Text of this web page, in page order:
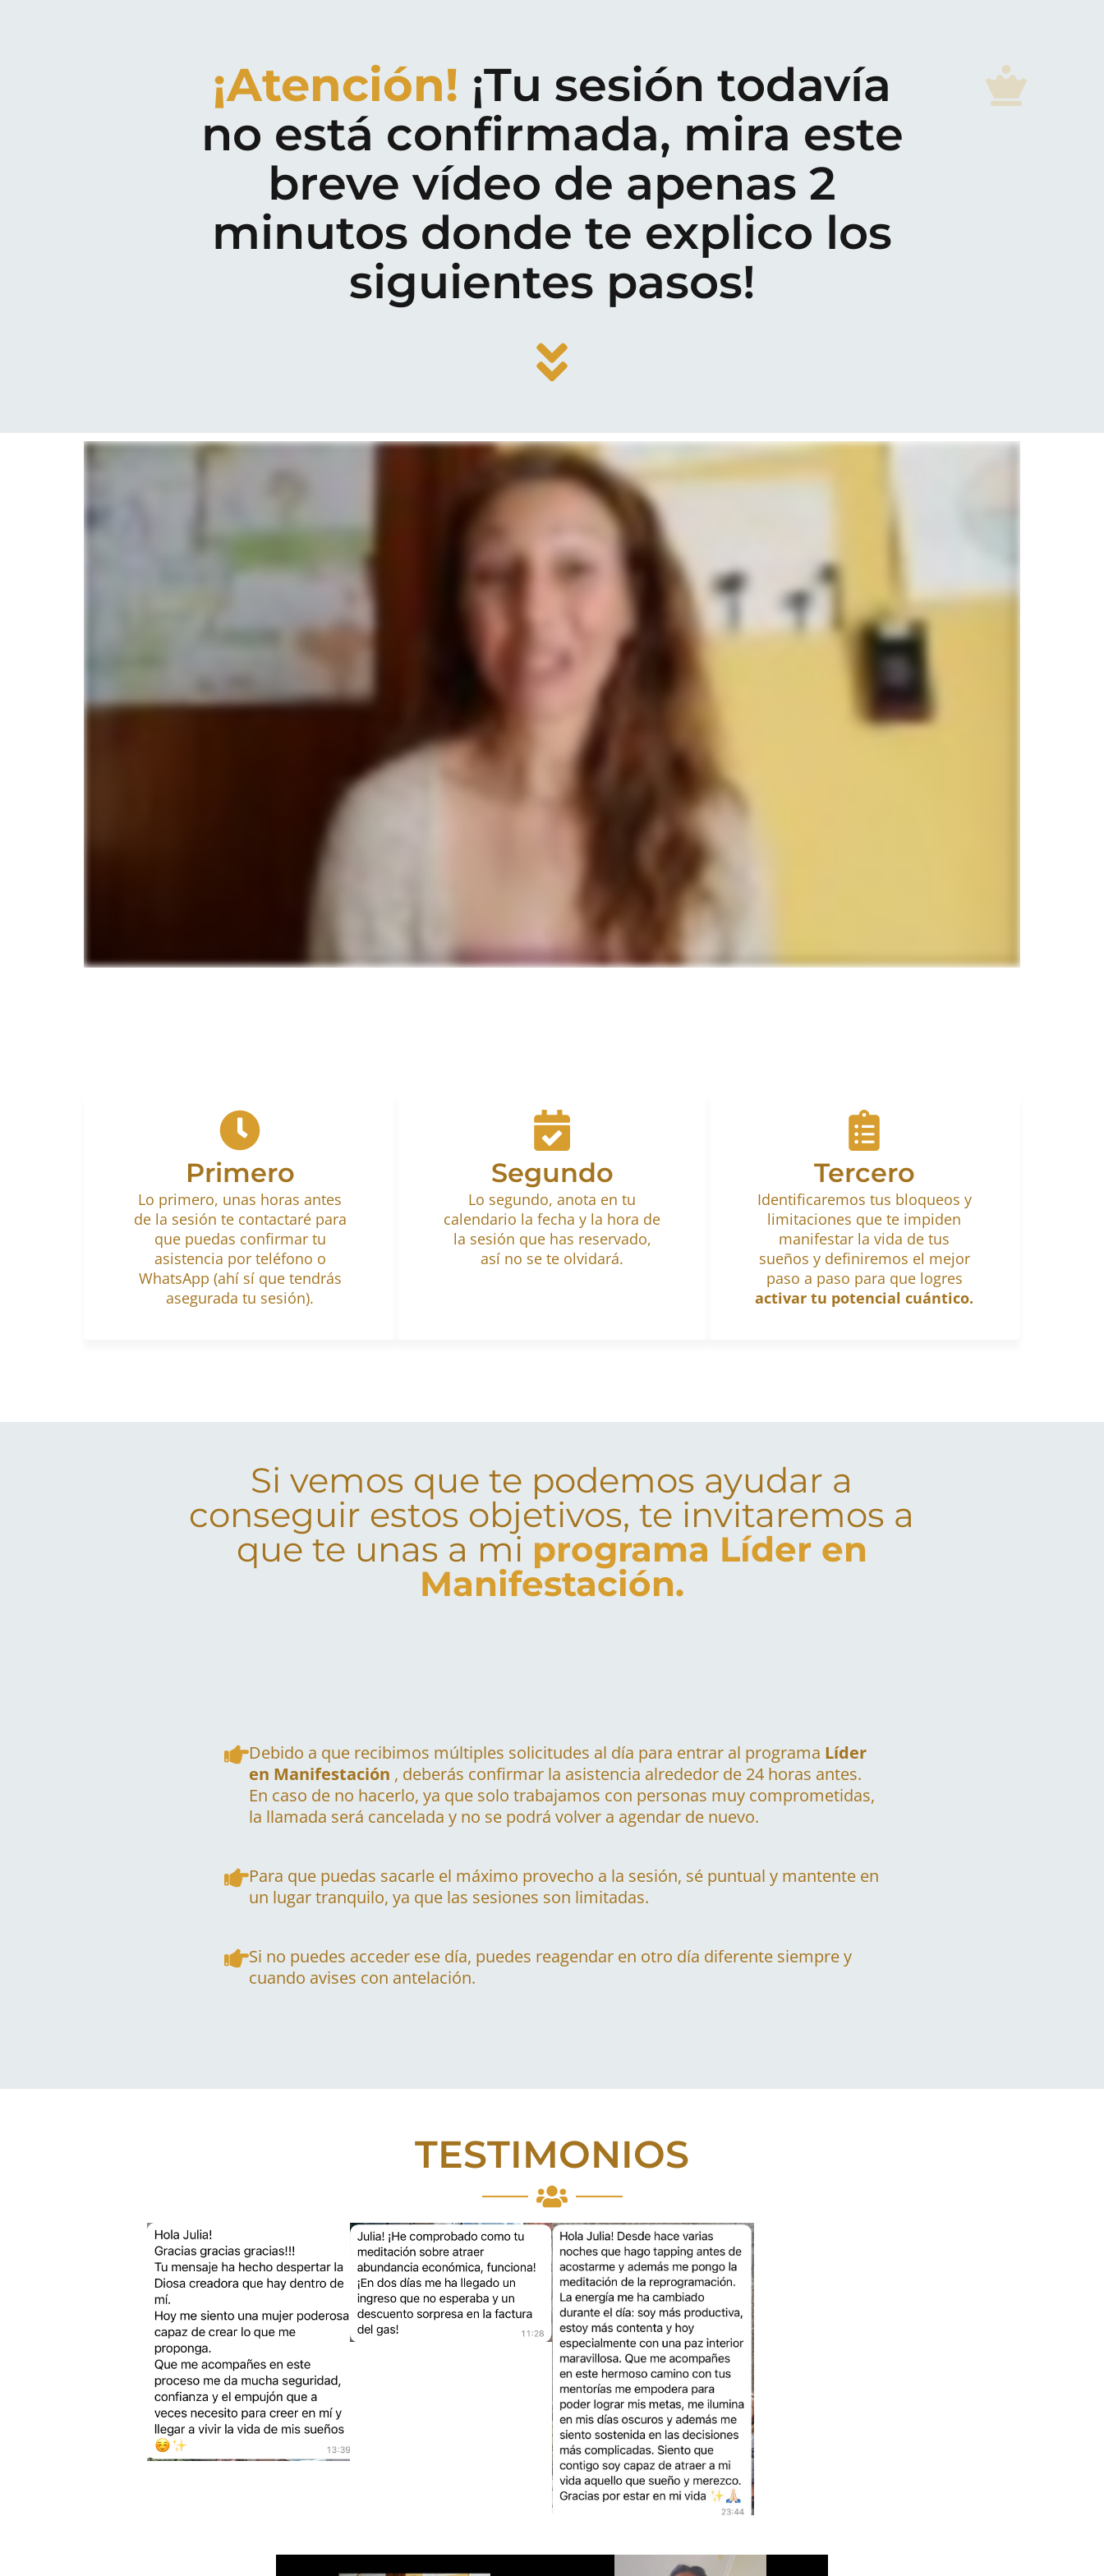
¡Atención! ¡Tu sesión todavía
no está confirmada, mira este
breve vídeo de apenas 2
minutos donde te explico los
siguientes pasos!
Primero
Lo primero, unas horas antes
de la sesión te contactaré para
que puedas confirmar tu
asistencia por teléfono o
WhatsApp (ahí sí que tendrás
asegurada tu sesión).
Segundo
Lo segundo, anota en tu
calendario la fecha y la hora de
la sesión que has reservado,
así no se te olvidará.
Tercero
Identificaremos tus bloqueos y
limitaciones que te impiden
manifestar la vida de tus
sueños y definiremos el mejor
paso a paso para que logres
activar tu potencial cuántico.
Si vemos que te podemos ayudar a
conseguir estos objetivos, te invitaremos a
que te unas a mi programa Líder en
Manifestación.
Debido a que recibimos múltiples solicitudes al día para entrar al programa Líder
en Manifestación , deberás confirmar la asistencia alrededor de 24 horas antes.
En caso de no hacerlo, ya que solo trabajamos con personas muy comprometidas,
la llamada será cancelada y no se podrá volver a agendar de nuevo.
Para que puedas sacarle el máximo provecho a la sesión, sé puntual y mantente en
un lugar tranquilo, ya que las sesiones son limitadas.
Si no puedes acceder ese día, puedes reagendar en otro día diferente siempre y
cuando avises con antelación.
TESTIMONIOS